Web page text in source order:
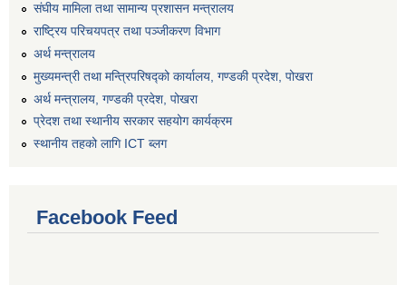
संघीय मामिला तथा सामान्य प्रशासन मन्त्रालय
राष्ट्रिय परिचयपत्र तथा पञ्जीकरण विभाग
अर्थ मन्त्रालय
मुख्यमन्त्री तथा मन्त्रिपरिषद्को कार्यालय, गण्डकी प्रदेश, पोखरा
अर्थ मन्त्रालय, गण्डकी प्रदेश, पोखरा
प्रेदश तथा स्थानीय सरकार सहयोग कार्यक्रम
स्थानीय तहको लागि ICT ब्लग
Facebook Feed